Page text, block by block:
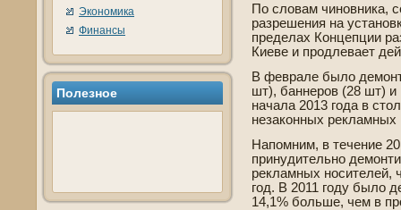
Экономика
Финансы
Полезное
По словам чиновника,
разрешения на
преде­лах Концепции
Киеве­ и продлевает
В феврале было
шт), баннеров (28 шт) и
начала 2013 года в
незаконных рекламных
Напомним, в течение
принудительно
рекламных носителей,
год. В 2011 году было
14,1% больше, чем в